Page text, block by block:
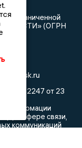
с ограниченной
НОВОСТИ» (ОГРН
82247 от 23
информации
в сфере связи,
коммуникаций